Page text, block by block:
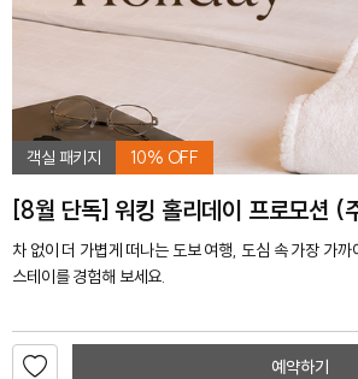
객실 패키지 10% OFF
[8월 단독] 워킹 홀리데이 프로모션 (
차 없이 더 가볍게 떠나는 도보 여행, 도심 속 가장 가
스테이를 경험해 보세요.
예약하기